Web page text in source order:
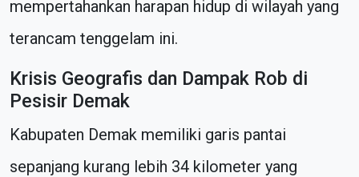
mempertahankan harapan hidup di wilayah yang
terancam tenggelam ini.
Krisis Geografis dan Dampak Rob di
Pesisir Demak
Kabupaten Demak memiliki garis pantai
sepanjang kurang lebih 34 kilometer yang